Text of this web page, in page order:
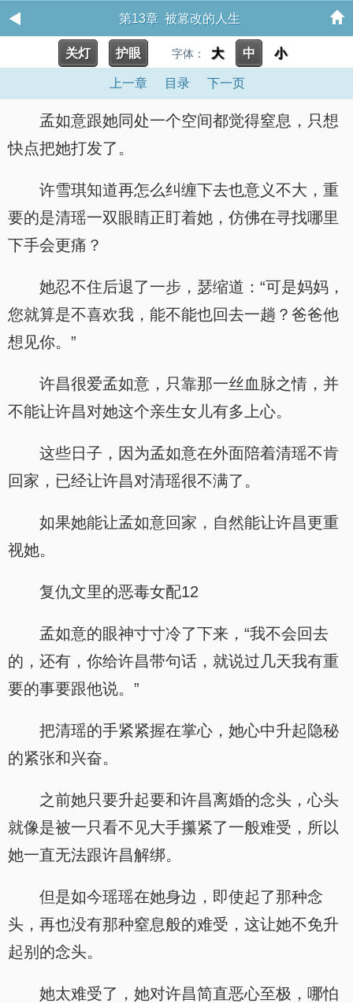
第13章 被篡改的人生
关灯 护眼 字体： 大 中 小
上一章 目录 下一页
孟如意跟她同处一个空间都觉得窒息，只想
快点把她打发了。
许雪琪知道再怎么纠缠下去也意义不大，重
要的是清瑶一双眼睛正盯着她，仿佛在寻找哪里
下手会更痛？
她忍不住后退了一步，瑟缩道：“可是妈妈，
您就算是不喜欢我，能不能也回去一趟？爸爸他
想见你。”
许昌很爱孟如意，只靠那一丝血脉之情，并
不能让许昌对她这个亲生女儿有多上心。
这些日子，因为孟如意在外面陪着清瑶不肯
回家，已经让许昌对清瑶很不满了。
如果她能让孟如意回家，自然能让许昌更重
视她。
复仇文里的恶毒女配12
孟如意的眼神寸寸冷了下来，“我不会回去
的，还有，你给许昌带句话，就说过几天我有重
要的事要跟他说。”
把清瑶的手紧紧握在掌心，她心中升起隐秘
的紧张和兴奋。
之前她只要升起要和许昌离婚的念头，心头
就像是被一只看不见大手攥紧了一般难受，所以
她一直无法跟许昌解绑。
但是如今瑶瑶在她身边，即使起了那种念
头，再也没有那种窒息般的难受，这让她不免升
起别的念头。
她太难受了，她对许昌简直恶心至极，哪怕